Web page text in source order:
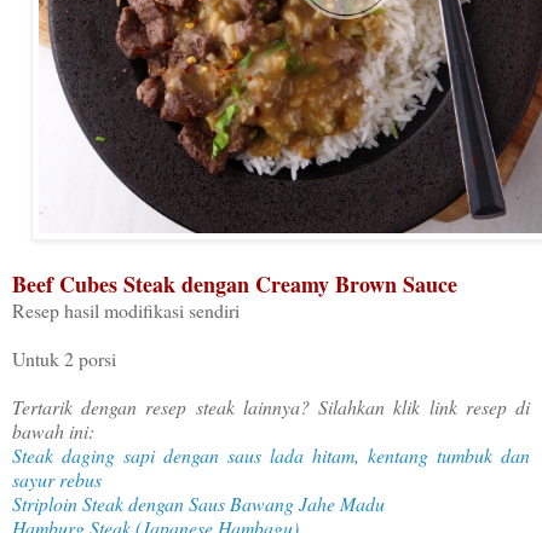
Beef Cubes Steak dengan Creamy Brown Sauce
Resep hasil modifikasi sendiri
Untuk 2 porsi
Tertarik dengan resep steak lainnya? Silahkan klik link resep di
bawah ini:
Steak daging sapi dengan saus lada hitam, kentang tumbuk dan
sayur rebus
Striploin Steak dengan Saus Bawang Jahe Madu
Hamburg Steak (Japanese Hambagu)